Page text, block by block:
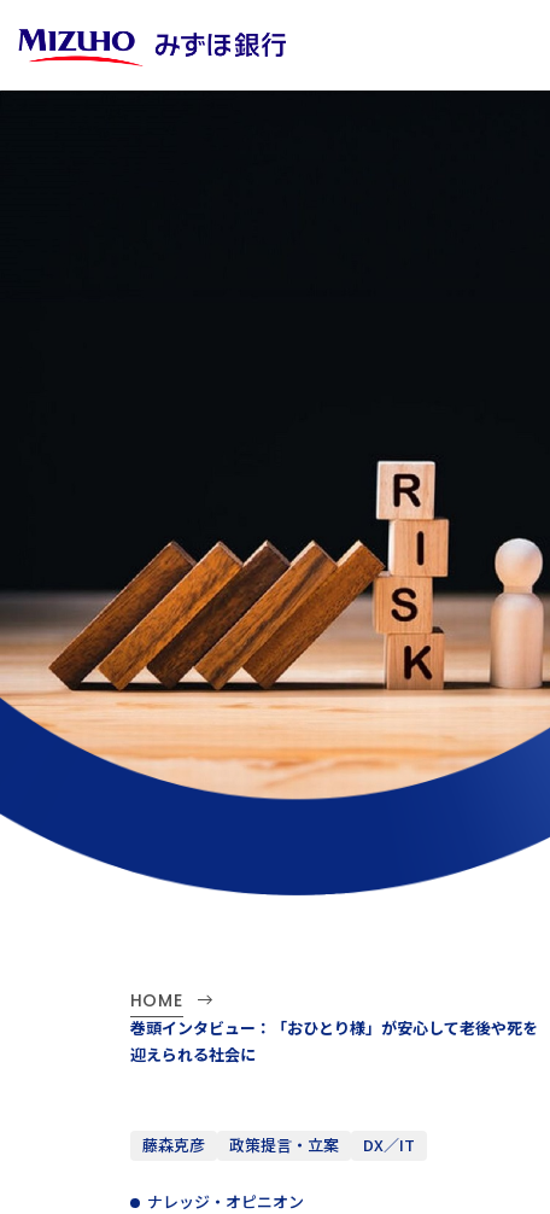
HOME
巻頭インタビュー：「おひとり様」が安心して老後や死を
迎えられる社会に
藤森克彦 政策提言・立案 DX／IT
ナレッジ・オピニオン